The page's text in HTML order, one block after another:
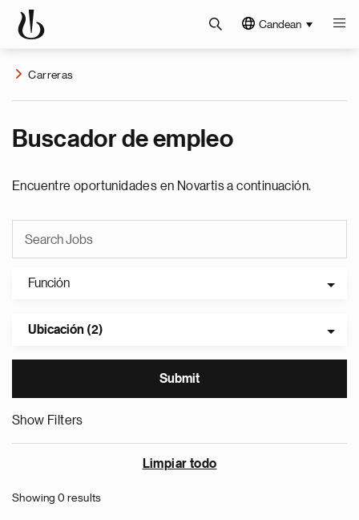
Candean
Carreras
Buscador de empleo
Encuentre oportunidades en Novartis a continuación.
Función
Ubicación (2)
Show Filters
Limpiar todo
Showing 0 results